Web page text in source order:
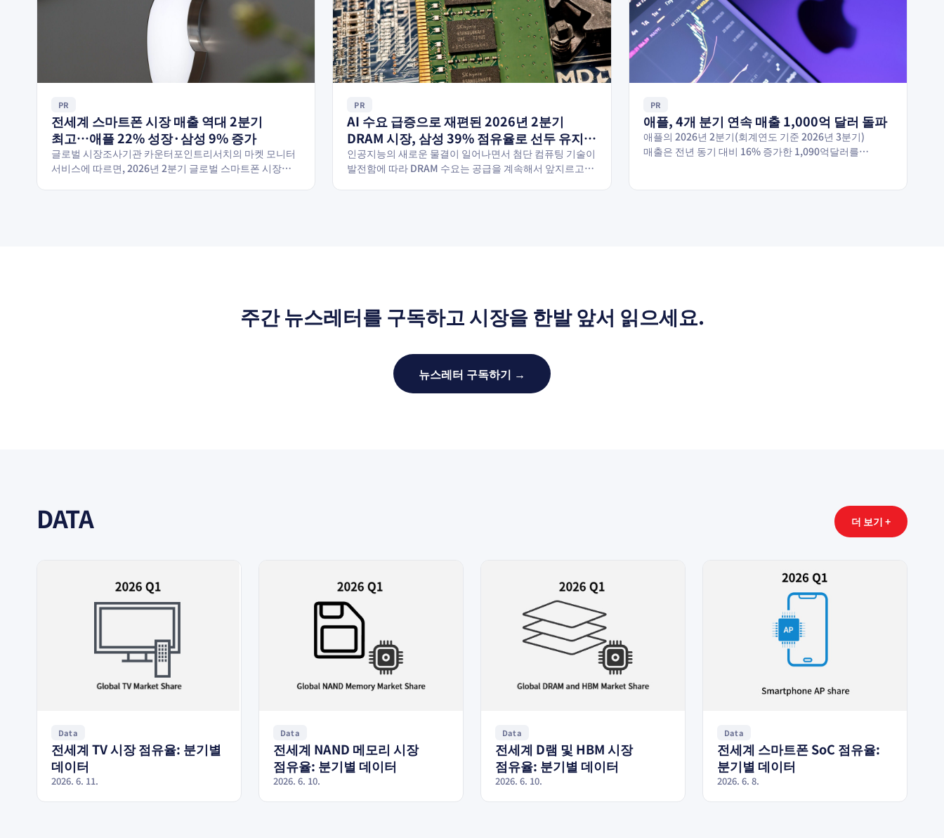
PR
전세계 스마트폰 시장 매출 역대 2분기
최고…애플 22% 성장·삼성 9% 증가
글로벌 시장조사기관 카운터포인트리서치의 마켓 모니터
서비스에 따르면, 2026년 2분기 글로벌 스마트폰 시장
PR
AI 수요 급증으로 재편된 2026년 2분기
DRAM 시장, 삼성 39% 점유율로 선두 유지,
마이크론은 SK 하이닉스를 1% 격차로
뒤쫓아
인공지능의 새로운 물결이 일어나면서 첨단 컴퓨팅 기술이
발전함에 따라 DRAM 수요는 공급을 계속해서 앞지르고
PR
애플, 4개 분기 연속 매출 1,000억 달러 돌파
애플의 2026년 2분기(회계연도 기준 2026년 3분기)
매출은 전년 동기 대비 16% 증가한 1,090억달러를
주간 뉴스레터를 구독하고 시장을 한발 앞서 읽으세요.
뉴스레터 구독하기 →
DATA 더 보기 +
Data
전세계 TV 시장 점유율: 분기별
데이터
2026. 6. 11.
Data
전세계 NAND 메모리 시장
점유율: 분기별 데이터
2026. 6. 10.
Data
전세계 D램 및 HBM 시장
점유율: 분기별 데이터
2026. 6. 10.
Data
전세계 스마트폰 SoC 점유율:
분기별 데이터
2026. 6. 8.